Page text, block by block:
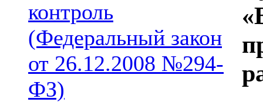
контроль
(Федеральный закон
от 26.12.2008 №294-
ФЗ)